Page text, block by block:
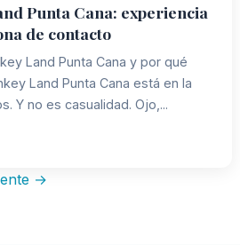
Punta Cana: experiencia
de contacto
Land Punta Cana y por qué
Land Punta Cana está en la
Y no es casualidad. Ojo,...
→